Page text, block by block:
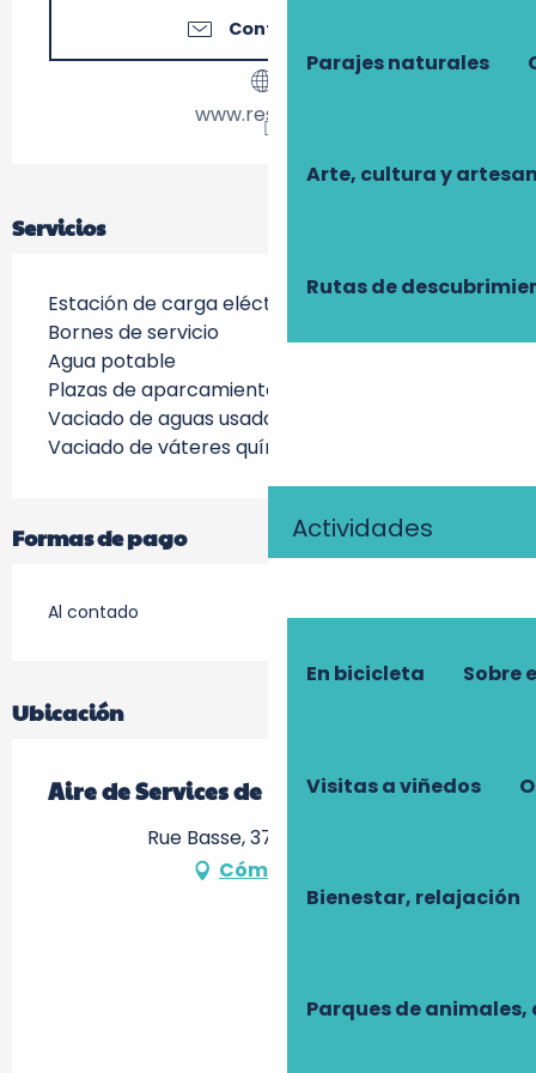
Parajes naturales
Arte, cultura y
Rutas de
Actividades
En bicicleta Sobre
Visitas a viñedos
Bienestar, relajación
Parques de
Contáctenos
www.restigne.fr
Servicios
Estación de carga eléctrica para vehículos
Bornes de servicio
Agua potable
Plazas de aparcamiento nocturno
Vaciado de aguas usadas
Vaciado de váteres químicos
Formas de pago
Al contado
Ubicación
Aire de Services de Restigné
Rue Basse, 37140 Restigné
Cómo llegar